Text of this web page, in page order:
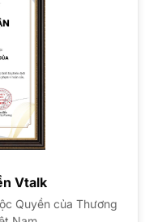
Vtalk
Quyền của Thương